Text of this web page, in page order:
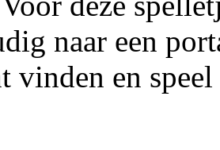
naar een
vinden en